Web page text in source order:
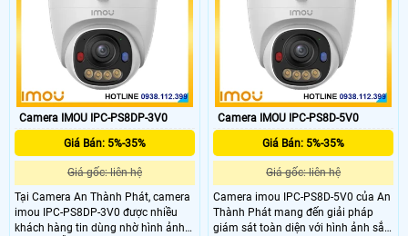
kiểm soát an ninh dù ở bất kỳ đâu.
Lựa chọn lý tưởng cho gia đình, văn
phòng và cửa hàng.
Camera IMOU IPC-PS8DP-3V0
Giá Bán: 5%-35%
Giá gốc: liên hệ
Tại Camera An Thành Phát, camera
imou IPC-PS8DP-3V0 được nhiều
khách hàng tin dùng nhờ hình ảnh
Camera IMOU IPC-PS8D-5V0
Giá Bán: 5%-35%
Giá gốc: liên hệ
Camera imou IPC-PS8D-5V0 của An
Thành Phát mang đến giải pháp
giám sát toàn diện với hình ảnh sắc